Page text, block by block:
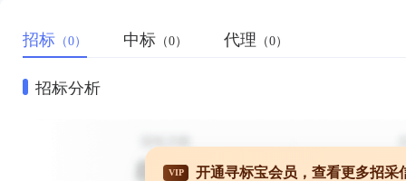
招标 （0） 中标 （0） 代理 （0）
招标分析
VIP 开通寻标宝会员，查看更多招采